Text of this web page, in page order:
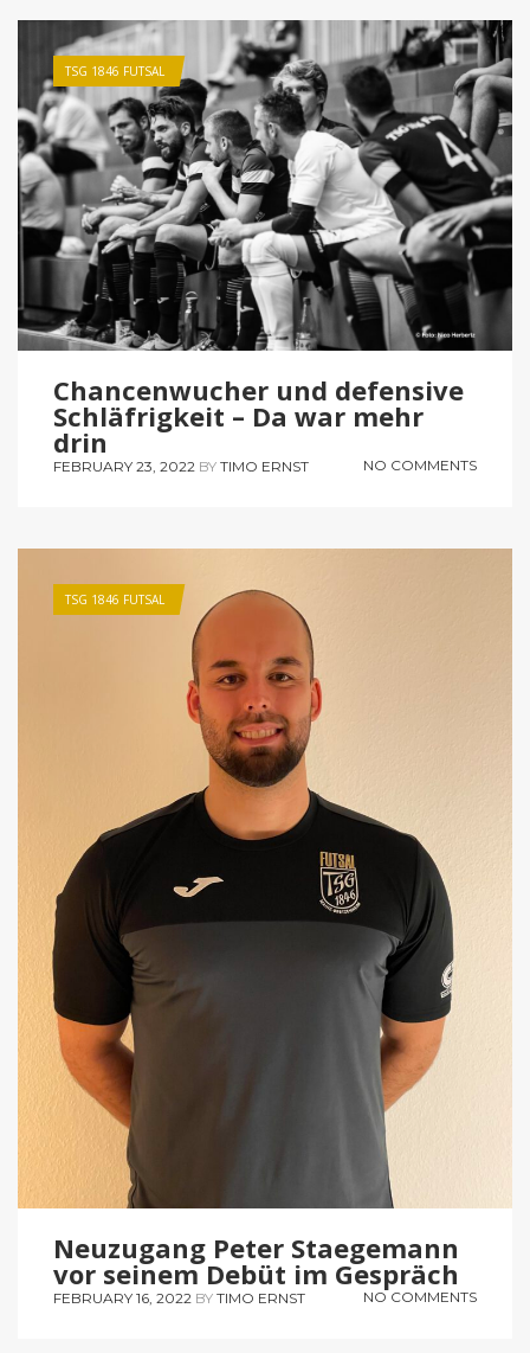
TSG 1846 FUTSAL
Chancenwucher und defensive
Schläfrigkeit – Da war mehr
drin
FEBRUARY 23, 2022 BY TIMO ERNST NO COMMENTS
TSG 1846 FUTSAL
Neuzugang Peter Staegemann
vor seinem Debüt im Gespräch
FEBRUARY 16, 2022 BY TIMO ERNST NO COMMENTS